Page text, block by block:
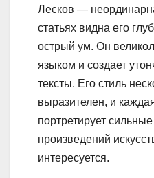
Лесков —
статьях видна его
острый ум. Он
языком и создает
тексты. Его стиль
выразителен, и
портретирует
произведений
интересуется.